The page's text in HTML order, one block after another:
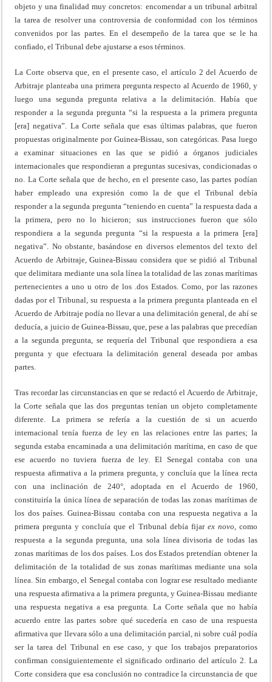
objeto y una finalidad muy concretos: encomendar a un tribunal arbitral
la tarea de resolver una controversia de conformidad con los términos
convenidos por las partes. En el desempeño de la tarea que se le ha
confiado, el Tribunal debe ajustarse a esos términos.
La Corte observa que, en el presente caso, el artículo 2 del Acuerdo de
Arbitraje planteaba una primera pregunta respecto al Acuerdo de 1960, y
luego una segunda pregunta relativa a la delimitación. Había que
responder a la segunda pregunta “si la respuesta a la primera pregunta
[era] negativa”. La Corte señala que esas últimas palabras, que fueron
propuestas originalmente por Guinea-Bissau, son categóricas. Pasa luego
a examinar situaciones en las que se pidió a órganos judiciales
internacionales que respondieran a preguntas sucesivas, condicionadas o
no. La Corte señala que de hecho, en el presente caso, las partes podían
haber empleado una expresión como la de que el Tribunal debía
responder a la segunda pregunta “teniendo en cuenta” la respuesta dada a
la primera, pero no lo hicieron; sus instrucciones fueron que sólo
respondiera a la segunda pregunta “si la respuesta a la primera [era]
negativa”. No obstante, basándose en diversos elementos del texto del
Acuerdo de Arbitraje, Guinea-Bissau considera que se pidió al Tribunal
que delimitara mediante una sola línea la totalidad de las zonas marítimas
pertenecientes a uno u otro de los .dos Estados. Como, por las razones
dadas por el Tribunal, su respuesta a la primera pregunta planteada en el
Acuerdo de Arbitraje podía no llevar a una delimitación general, de ahí se
deducía, a juicio de Guinea-Bissau, que, pese a las palabras que precedían
a la segunda pregunta, se requería del Tribunal que respondiera a esa
pregunta y que efectuara la delimitación general deseada por ambas
partes.
Tras recordar las circunstancias en que se redactó el Acuerdo de Arbitraje,
la Corte señala que las dos preguntas tenían un objeto completamente
diferente. La primera se refería a la cuestión de si un acuerdo
internacional tenía fuerza de ley en las relaciones entre las partes; la
segunda estaba encaminada a una delimitación marítima, en caso de que
ese acuerdo no tuviera fuerza de ley. El Senegal contaba con una
respuesta afirmativa a la primera pregunta, y concluía que la línea recta
con una inclinación de 240°, adoptada en el Acuerdo de 1960,
constituiría la única línea de separación de todas las zonas marítimas de
los dos países. Guinea-Bissau contaba con una respuesta negativa a la
primera pregunta y concluía que el Tribunal debía fijar ex novo,como
respuesta a la segunda pregunta, una sola línea divisoria de todas las
zonas marítimas de los dos países. Los dos Estados pretendían obtener la
delimitación de la totalidad de sus zonas marítimas mediante una sola
línea. Sin embargo, el Senegal contaba con lograr ese resultado mediante
una respuesta afirmativa a la primera pregunta, y Guinea-Bissau mediante
una respuesta negativa a esa pregunta. La Corte señala que no había
acuerdo entre las partes sobre qué sucedería en caso de una respuesta
afirmativa que llevara sólo a una delimitación parcial, ni sobre cuál podía
ser la tarea del Tribunal en ese caso, y que los trabajos preparatorios
confirman consiguientemente el significado ordinario del artículo 2. La
Corte considera que esa conclusión no contradice la circunstancia de que